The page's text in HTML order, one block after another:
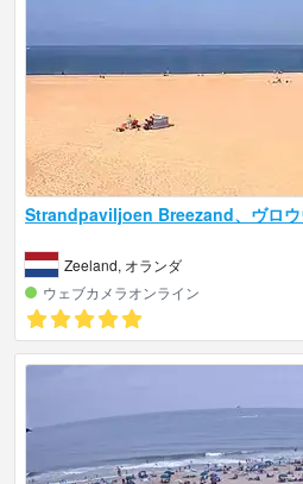
Strandpaviljoen Breezand、ヴロウ
Zeeland, オランダ
ウェブカメラオンライン